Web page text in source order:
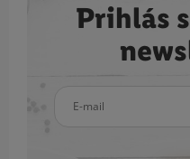
Prihlás